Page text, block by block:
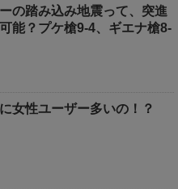
の踏み込み地震って、突進
能？プケ槍9-4、ギエナ槍8-
女性ユーザー多いの！？